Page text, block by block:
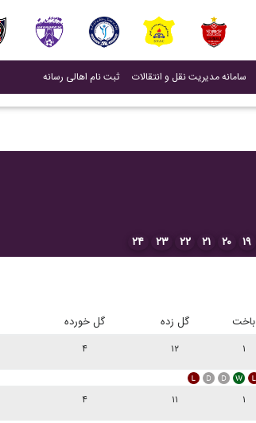
سامانه مدیریت نقل و انتقالات
(current) ثبت نام اهالی رسانه
(current)
۱۹ ۲۰ ۲۱ ۲۲ ۲۳ ۲۴
باخت گل زده گل خورده
۱ ۱۲ ۴
۱ ۱۱ ۴